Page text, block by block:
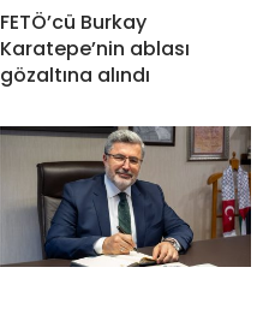
FETÖ’cü Burkay
Karatepe’nin ablası
gözaltına alındı